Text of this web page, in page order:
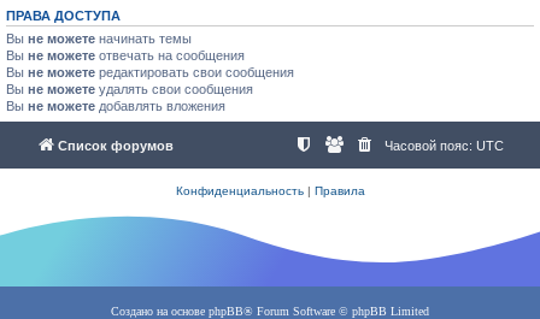
ПРАВА ДОСТУПА
Вы не можете начинать темы
Вы не можете отвечать на сообщения
Вы не можете редактировать свои сообщения
Вы не можете удалять свои сообщения
Вы не можете добавлять вложения
Список форумов Часовой пояс: UTC
Конфиденциальность| Правила
Создано на основе phpBB® Forum Software © phpBB Limited